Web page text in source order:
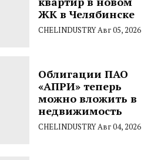
ЖК в Челябинске
CHELINDUSTRYАвг 05, 2026
Облигации ПАО
«АПРИ» теперь
можно вложить в
недвижимость
CHELINDUSTRYАвг 04, 2026